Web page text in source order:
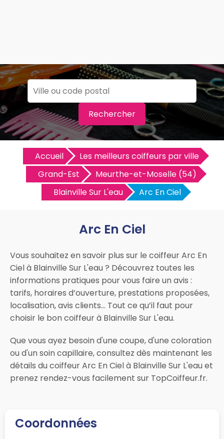
Rechercher
Accueil
Les meilleurs coiffeurs par ville
Grand-Est
Meurthe-et-Moselle (54)
Blainville Sur L'eau
Arc En Ciel
Arc En Ciel
Vous souhaitez en savoir plus sur le coiffeur Arc En
Ciel à Blainville Sur L'eau ? Découvrez toutes les
informations pratiques pour vous faire un avis :
tarifs, horaires d’ouverture, prestations proposées,
localisation, avis clients… Tout ce qu’il faut pour
choisir le bon coiffeur à Blainville Sur L'eau.
Que vous ayez besoin d'une coupe, d'une coloration
ou d'un soin capillaire, consultez dès maintenant les
détails du coiffeur Arc En Ciel à Blainville Sur L'eau et
prenez rendez-vous facilement sur TopCoiffeur.fr.
Coordonnées